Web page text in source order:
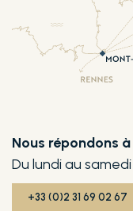
Nous répondons
Du lundi au samedi
+33 (0)2 31 69 02 67